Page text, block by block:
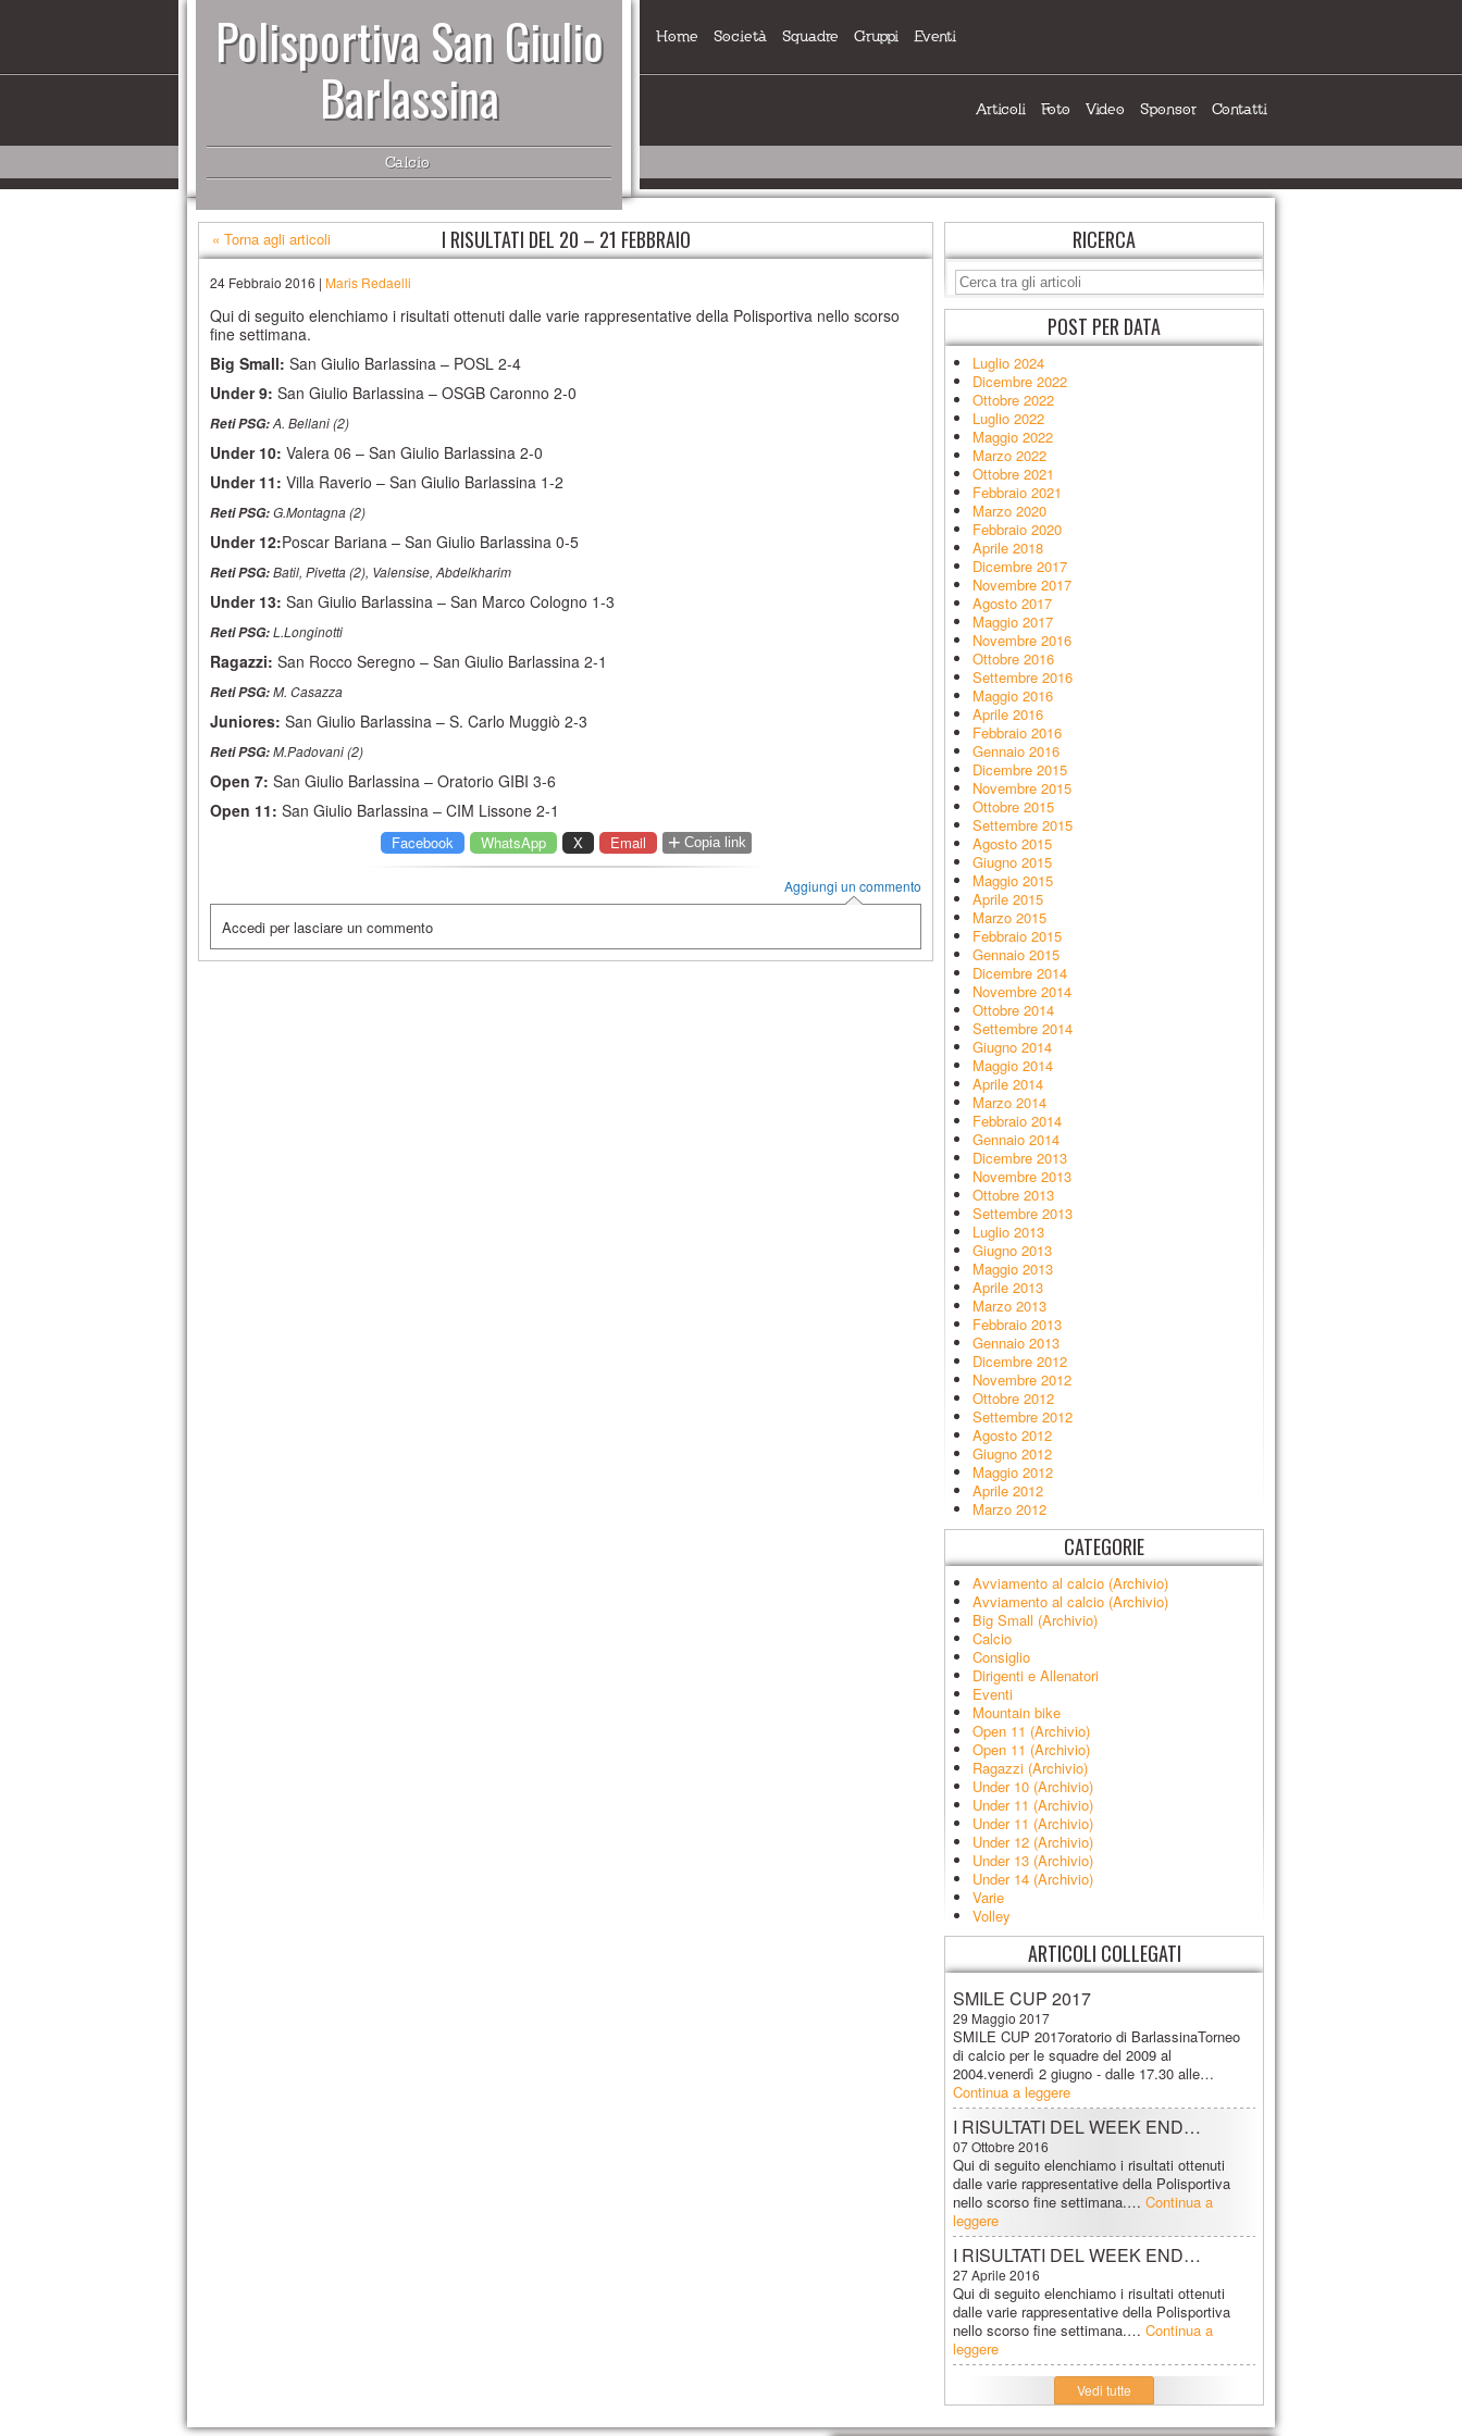
Polisportiva San Giulio
Barlassina
Calcio
Home Società Squadre Gruppi Eventi
Articoli Foto Video Sponsor Contatti
RICERCA
POST PER DATA
Luglio 2024
Dicembre 2022
Ottobre 2022
Luglio 2022
Maggio 2022
Marzo 2022
Ottobre 2021
Febbraio 2021
Marzo 2020
Febbraio 2020
Aprile 2018
Dicembre 2017
Novembre 2017
Agosto 2017
Maggio 2017
Novembre 2016
Ottobre 2016
Settembre 2016
Maggio 2016
Aprile 2016
Febbraio 2016
Gennaio 2016
Dicembre 2015
Novembre 2015
Ottobre 2015
Settembre 2015
Agosto 2015
Giugno 2015
Maggio 2015
Aprile 2015
Marzo 2015
Febbraio 2015
Gennaio 2015
Dicembre 2014
Novembre 2014
Ottobre 2014
Settembre 2014
Giugno 2014
Maggio 2014
Aprile 2014
Marzo 2014
Febbraio 2014
Gennaio 2014
Dicembre 2013
Novembre 2013
Ottobre 2013
Settembre 2013
Luglio 2013
Giugno 2013
Maggio 2013
Aprile 2013
Marzo 2013
Febbraio 2013
Gennaio 2013
Dicembre 2012
Novembre 2012
Ottobre 2012
Settembre 2012
Agosto 2012
Giugno 2012
Maggio 2012
Aprile 2012
Marzo 2012
CATEGORIE
Avviamento al calcio (Archivio)
Avviamento al calcio (Archivio)
Big Small (Archivio)
Calcio
Consiglio
Dirigenti e Allenatori
Eventi
Mountain bike
Open 11 (Archivio)
Open 11 (Archivio)
Ragazzi (Archivio)
Under 10 (Archivio)
Under 11 (Archivio)
Under 11 (Archivio)
Under 12 (Archivio)
Under 13 (Archivio)
Under 14 (Archivio)
Varie
Volley
ARTICOLI COLLEGATI
SMILE CUP 2017
29 Maggio 2017
SMILE CUP 2017oratorio di BarlassinaTorneo
di calcio per le squadre del 2009 al
2004.venerdì 2 giugno - dalle 17.30 alle…
Continua a leggere
I RISULTATI DEL WEEK END…
07 Ottobre 2016
Qui di seguito elenchiamo i risultati ottenuti
dalle varie rappresentative della Polisportiva
nello scorso fine settimana.…Continua a
leggere
I RISULTATI DEL WEEK END…
27 Aprile 2016
Qui di seguito elenchiamo i risultati ottenuti
dalle varie rappresentative della Polisportiva
nello scorso fine settimana.…Continua a
leggere
Vedi tutte
« Torna agli articoli I RISULTATI DEL 20 – 21 FEBBRAIO
24 Febbraio 2016 | Maris Redaelli
Qui di seguito elenchiamo i risultati ottenuti dalle varie rappresentative della Polisportiva nello scorso
fine settimana.
Big Small: San Giulio Barlassina – POSL 2-4
Under 9: San Giulio Barlassina – OSGB Caronno 2-0
Reti PSG:A. Bellani (2)
Under 10: Valera 06 – San Giulio Barlassina 2-0
Under 11: Villa Raverio – San Giulio Barlassina 1-2
Reti PSG:G.Montagna (2)
Under 12:Poscar Bariana – San Giulio Barlassina 0-5
Reti PSG:Batil, Pivetta (2), Valensise, Abdelkharim
Under 13: San Giulio Barlassina – San Marco Cologno 1-3
Reti PSG:L.Longinotti
Ragazzi: San Rocco Seregno – San Giulio Barlassina 2-1
Reti PSG:M. Casazza
Juniores: San Giulio Barlassina – S. Carlo Muggiò 2-3
Reti PSG:M.Padovani (2)
Open 7: San Giulio Barlassina – Oratorio GIBI 3-6
Open 11: San Giulio Barlassina – CIM Lissone 2-1
Facebook WhatsApp X Email + Copia link
Aggiungi un commento
Accedi per lasciare un commento